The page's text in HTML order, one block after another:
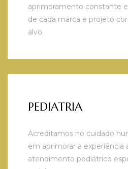
aprimoramento constante
de cada marca e projeto
alvo.
PEDIATRIA
Acreditamos no cuidado
em aprimorar a experiência
atendimento pediátrico